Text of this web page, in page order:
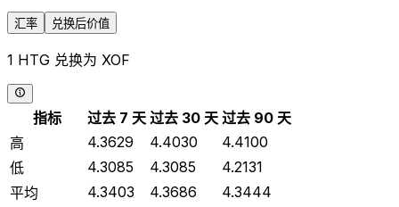
汇率 兑换后价值
1 HTG 兑换为 XOF
指标 过去 7 天 过去 30 天 过去 90 天
高
4.3629 4.4030
4.4100
低
4.3085 4.3085
4.2131
平均
4.3403 4.3686
4.3444